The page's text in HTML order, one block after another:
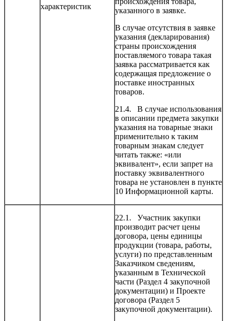
характеристик
указанного в заявке.
В случае отсутствия в заявке
указания (декларирования)
страны происхождения
поставляемого товара такая
заявка рассматривается как
содержащая предложение о
поставке иностранных
товаров.
21.4. В случае использования
в описании предмета закупки
указания на товарные знаки
применительно к таким
товарным знакам следует
читать также: «или
эквивалент», если запрет на
поставку эквивалентного
товара не установлен в пункте
10 Информационной карты.
22.1. Участник закупки
производит расчет цены
договора, цены единицы
продукции (товара, работы,
услуги) по представленным
Заказчиком сведениям,
указанным в Технической
части (Раздел 4 закупочной
документации) и Проекте
договора (Раздел 5
закупочной документации).